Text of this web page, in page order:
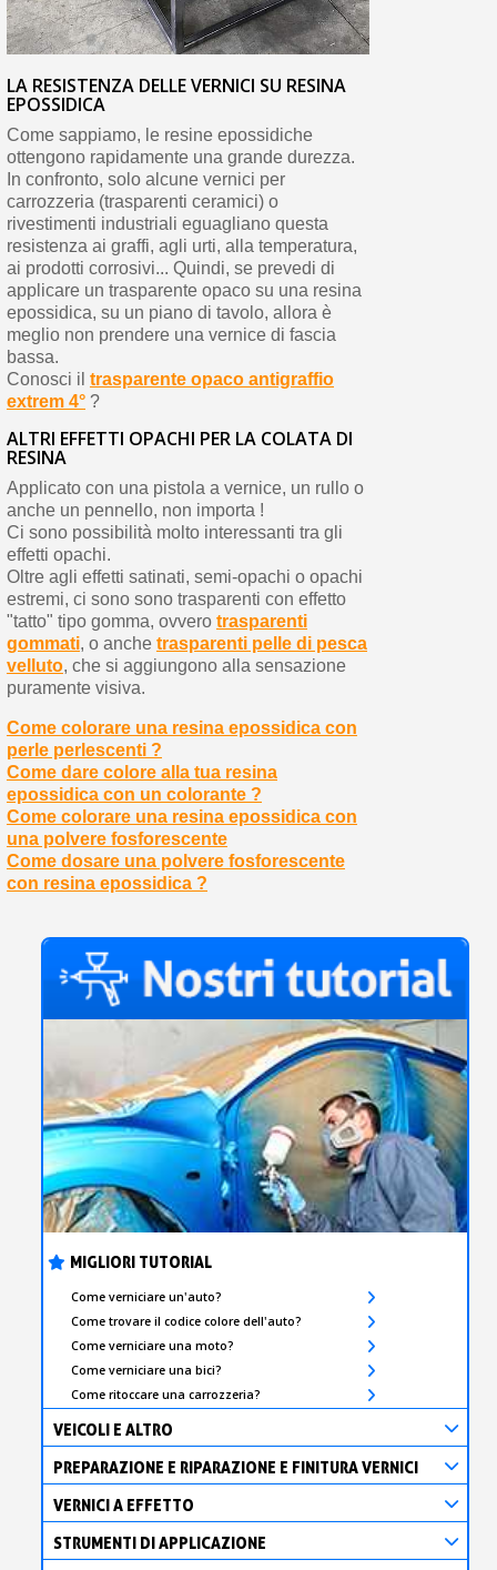
MIGLIORI TUTORIAL
Come verniciare un'auto?
Come trovare il codice colore dell'auto?
Come verniciare una moto?
Come verniciare una bici?
Come ritoccare una carrozzeria?
VEICOLI E ALTRO
PREPARAZIONE E RIPARAZIONE E FINITURA VERNICI
VERNICI A EFFETTO
STRUMENTI DI APPLICAZIONE
LA RESISTENZA DELLE VERNICI SU RESINA
EPOSSIDICA
Come sappiamo, le resine epossidiche
ottengono rapidamente una grande durezza.
In confronto, solo alcune vernici per
carrozzeria (trasparenti ceramici) o
rivestimenti industriali eguagliano questa
resistenza ai graffi, agli urti, alla temperatura,
ai prodotti corrosivi... Quindi, se prevedi di
applicare un trasparente opaco su una resina
epossidica, su un piano di tavolo, allora è
meglio non prendere una vernice di fascia
bassa.
Conosci il trasparente opaco antigraffio
extrem 4°?
ALTRI EFFETTI OPACHI PER LA COLATA DI
RESINA
Applicato con una pistola a vernice, un rullo o
anche un pennello, non importa !
Ci sono possibilità molto interessanti tra gli
effetti opachi.
Oltre agli effetti satinati, semi-opachi o opachi
estremi, ci sono sono trasparenti con effetto
"tatto" tipo gomma, ovvero trasparenti
gommati, o anche trasparenti pelle di pesca
velluto, che si aggiungono alla sensazione
puramente visiva.
Come colorare una resina epossidica con
perle perlescenti ?
Come dare colore alla tua resina
epossidica con un colorante ?
Come colorare una resina epossidica con
una polvere fosforescente
Come dosare una polvere fosforescente
con resina epossidica ?